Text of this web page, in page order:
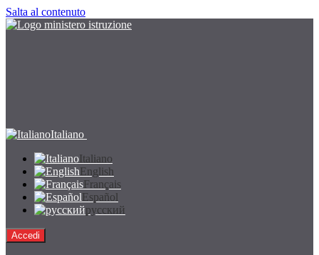
Salta al contenuto
Italiano
Italiano
English
Français
Español
русский
Accedi